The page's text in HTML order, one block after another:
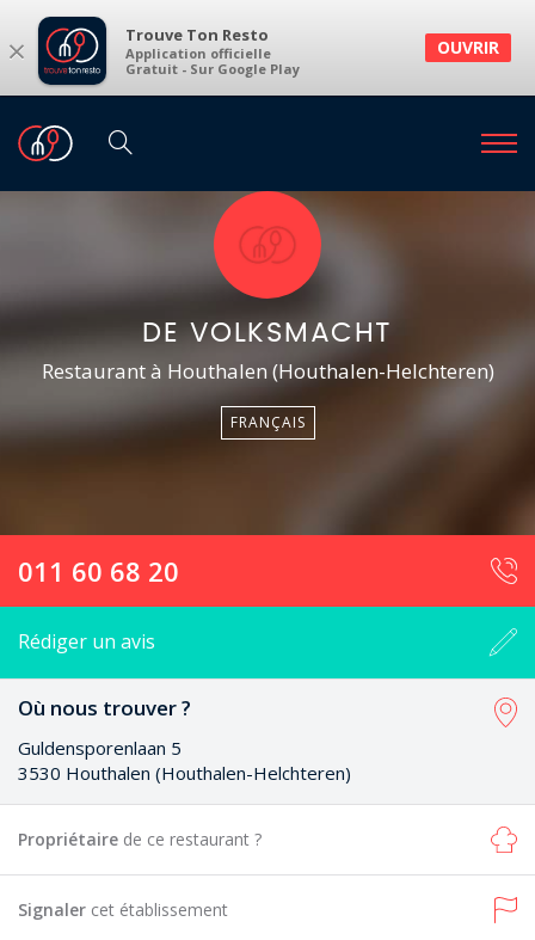
× Trouve Ton Resto
Application officielle
Gratuit - Sur Google Play
OUVRIR
DE VOLKSMACHT
Restaurant à Houthalen (Houthalen-Helchteren)
FRANÇAIS
011 60 68 20
Rédiger un avis
Où nous trouver ?
Guldensporenlaan 5
3530 Houthalen (Houthalen-Helchteren)
Propriétaire de ce restaurant ?
Signaler cet établissement